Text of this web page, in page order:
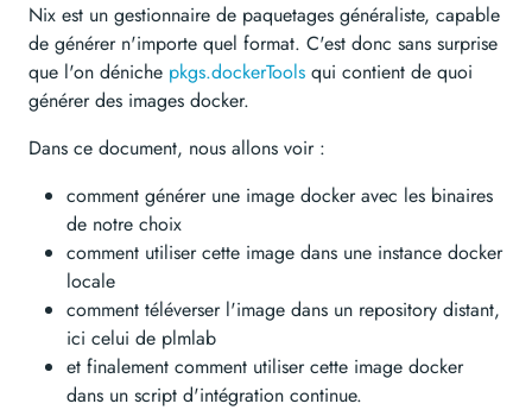
Nix est un gestionnaire de paquetages généraliste, capable
de générer n'importe quel format. C'est donc sans surprise
que l'on déniche pkgs.dockerTools qui contient de quoi
générer des images docker.
Dans ce document, nous allons voir :
comment générer une image docker avec les binaires
de notre choix
comment utiliser cette image dans une instance docker
locale
comment téléverser l'image dans un repository distant,
ici celui de plmlab
et finalement comment utiliser cette image docker
dans un script d'intégration continue.